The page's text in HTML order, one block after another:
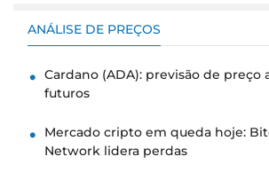
ANÁLISE DE PREÇOS
Cardano (ADA): previsão de preço
futuros
Mercado cripto em queda hoje:
Network lidera perdas